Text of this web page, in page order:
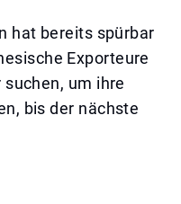
hat bereits spürbar
Exporteure
um ihre
bis der nächste